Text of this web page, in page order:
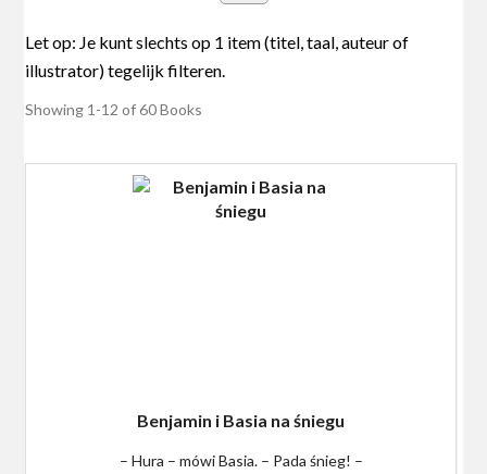
Showing 1-12 of 60Books
Benjamin i Basia na śniegu
– Hura – mówi Basia. – Pada śnieg! –